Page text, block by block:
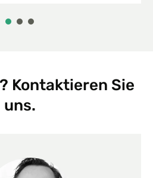
Kontaktieren Sie
uns.